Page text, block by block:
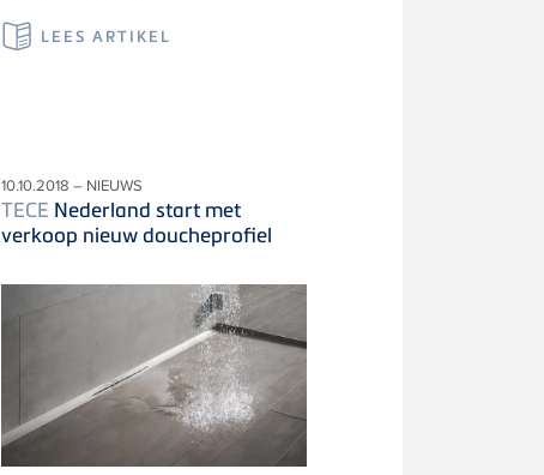
LEES ARTIKEL
10.10.2018 – NIEUWS
TECE Nederland start met
verkoop nieuw doucheprofiel